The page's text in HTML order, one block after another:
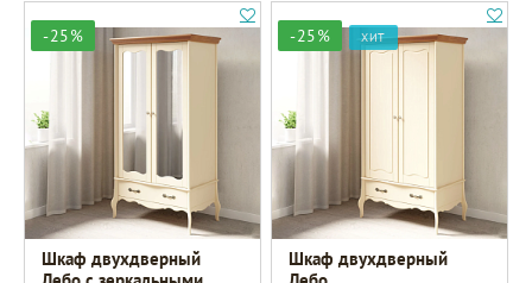
-25%
Шкаф двухдверный
-25% ХИТ
Шкаф двухдверный